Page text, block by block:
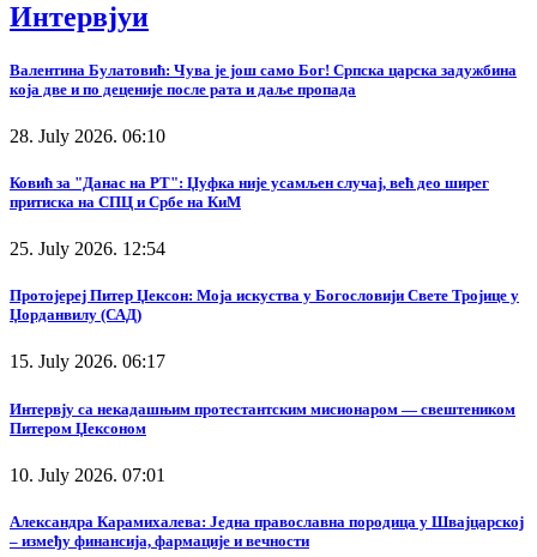
Интервјуи
Валентина Булатовић: Чува је још само Бог! Српска царска задужбина
која две и по деценије после рата и даље пропада
28. July 2026. 06:10
Ковић за "Данас на РТ": Џуфка није усамљен случај, већ део ширег
притиска на СПЦ и Србе на КиМ
25. July 2026. 12:54
Протојереј Питер Џексон: Моја искуства у Богословији Свете Тројице у
Џорданвилу (САД)
15. July 2026. 06:17
Интервју са некадашњим протестантским мисионаром — свештеником
Питером Џексоном
10. July 2026. 07:01
Александра Карамихалева: Једна православна породица у Швајцарској
– између финансија, фармације и вечности